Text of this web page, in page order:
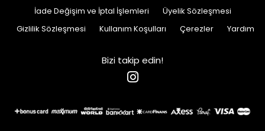
İade Değişim ve İptal İşlemleri
Üyelik Sözleşmesi
Gizlilik Sözleşmesi
Kullanım Koşulları Çerezler Yardım
Bizi takip edin!